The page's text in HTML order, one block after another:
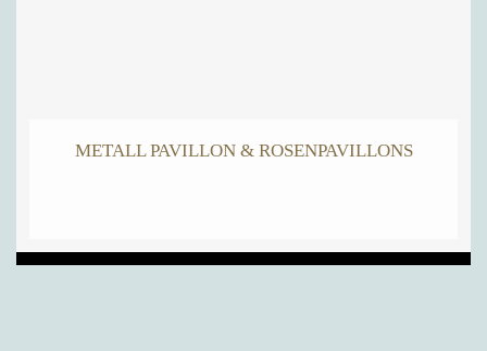
METALL PAVILLON & ROSENPAVILLONS